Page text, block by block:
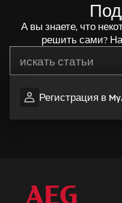
А вы знаете, что
решить сами?
Регистрация в